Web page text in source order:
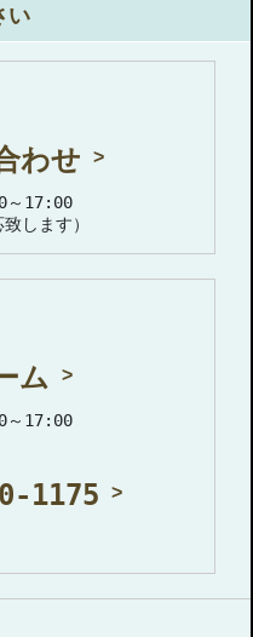
い
わせ
～17:00
します）
ム
～17:00
1175